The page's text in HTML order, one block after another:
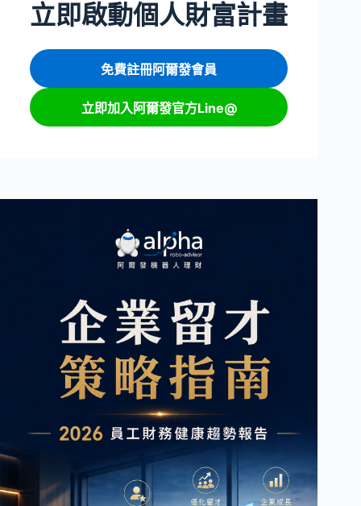
立即啟動個人財富計畫
免費註冊阿爾發會員
立即加入阿爾發官方Line@